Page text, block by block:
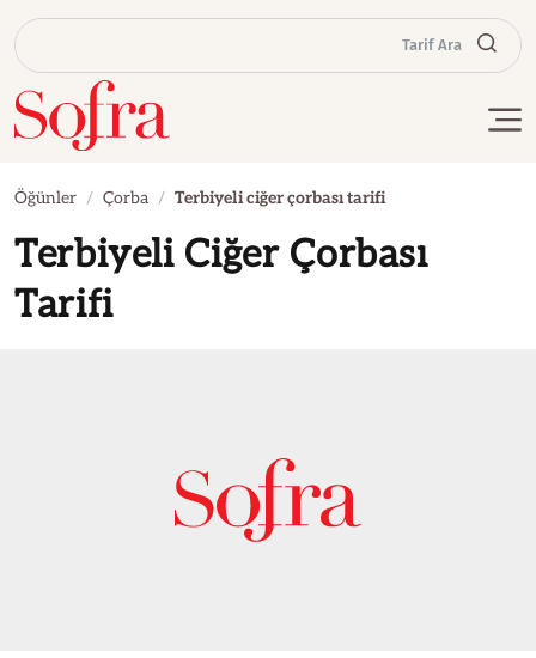
Tarif Ara
Öğünler Çorba Terbiyeli ciğer çorbası tarifi
Terbiyeli Ciğer Çorbası
Tarifi